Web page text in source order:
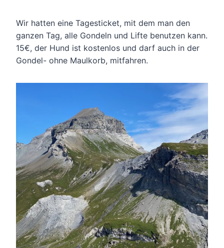
Wir hatten eine Tagesticket, mit dem man den
ganzen Tag, alle Gondeln und Lifte benutzen kann.
15€, der Hund ist kostenlos und darf auch in der
Gondel- ohne Maulkorb, mitfahren.